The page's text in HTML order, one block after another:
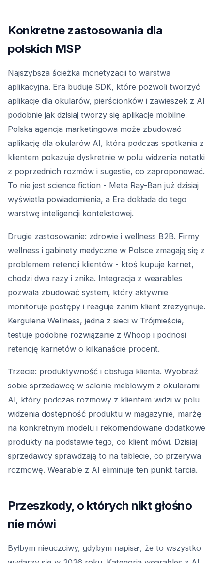
Konkretne zastosowania dla
polskich MSP
Najszybsza ścieżka monetyzacji to warstwa
aplikacyjna. Era buduje SDK, które pozwoli tworzyć
aplikacje dla okularów, pierścionków i zawieszek z AI
podobnie jak dzisiaj tworzy się aplikacje mobilne.
Polska agencja marketingowa może zbudować
aplikację dla okularów AI, która podczas spotkania z
klientem pokazuje dyskretnie w polu widzenia notatki
z poprzednich rozmów i sugestie, co zaproponować.
To nie jest science fiction - Meta Ray-Ban już dzisiaj
wyświetla powiadomienia, a Era dokłada do tego
warstwę inteligencji kontekstowej.
Drugie zastosowanie: zdrowie i wellness B2B. Firmy
wellness i gabinety medyczne w Polsce zmagają się z
problemem retencji klientów - ktoś kupuje karnet,
chodzi dwa razy i znika. Integracja z wearables
pozwala zbudować system, który aktywnie
monitoruje postępy i reaguje zanim klient zrezygnuje.
Kergulena Wellness, jedna z sieci w Trójmieście,
testuje podobne rozwiązanie z Whoop i podnosi
retencję karnetów o kilkanaście procent.
Trzecie: produktywność i obsługa klienta. Wyobraź
sobie sprzedawcę w salonie meblowym z okularami
AI, który podczas rozmowy z klientem widzi w polu
widzenia dostępność produktu w magazynie, marżę
na konkretnym modelu i rekomendowane dodatkowe
produkty na podstawie tego, co klient mówi. Dzisiaj
sprzedawcy sprawdzają to na tablecie, co przerywa
rozmowę. Wearable z AI eliminuje ten punkt tarcia.
Przeszkody, o których nikt głośno
nie mówi
Byłbym nieuczciwy, gdybym napisał, że to wszystko